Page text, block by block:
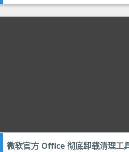
微软官方 Office 彻底卸载清理工